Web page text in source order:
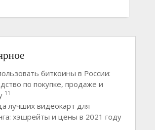
биткоины в России:
по покупке, продаже и
11
лучших видеокарт для
хэшрейты и цены в 2021 году